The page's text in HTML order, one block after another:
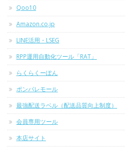
Qoo10
Amazon.co.jp
LINE活用・LSEG
RPP運用自動化ツール「RAT」
らくらくーぽん
ポンパレモール
最強配送ラベル（配送品質向上制度）
会員専用ツール
本店サイト